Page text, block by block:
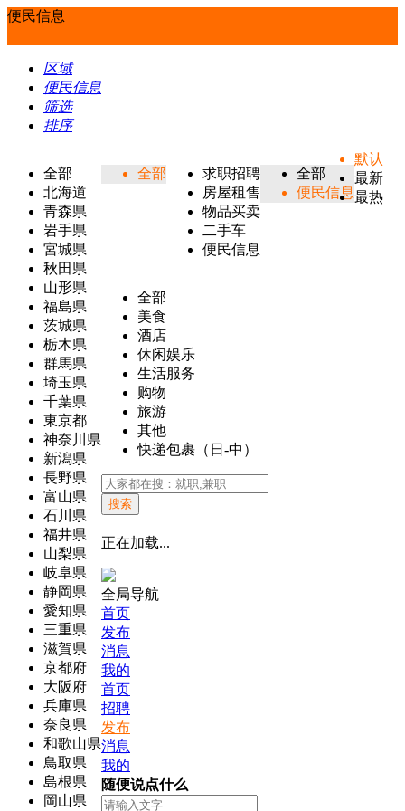
便民信息
区域
便民信息
筛选
排序
全部
北海道
青森県
岩手県
宮城県
秋田県
山形県
福島県
茨城県
栃木県
群馬県
埼玉県
千葉県
東京都
神奈川県
新潟県
長野県
富山県
石川県
福井県
山梨県
岐阜県
静岡県
愛知県
三重県
滋賀県
京都府
大阪府
兵庫県
奈良県
和歌山県
鳥取県
島根県
岡山県
全部
求职招聘
房屋租售
物品买卖
二手车
便民信息
全部
便民信息
全部
美食
酒店
休闲娱乐
生活服务
购物
旅游
其他
快递包裹（日-中）
默认
最新
最热
搜索
正在加载...
全局导航
首页
发布
消息
我的
首页
招聘
发布
消息
我的
随便说点什么